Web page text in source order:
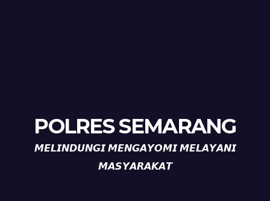
POLRES SEMARANG
𝙈𝙀𝙇𝙄𝙉𝘿𝙐𝙉𝙂𝙄 𝙈𝙀𝙉𝙂𝘼𝙔𝙊𝙈𝙄 𝙈𝙀𝙇𝘼𝙔𝘼𝙉𝙄
𝙈𝘼𝙎𝙔𝘼𝙍𝘼𝙆𝘼𝙏